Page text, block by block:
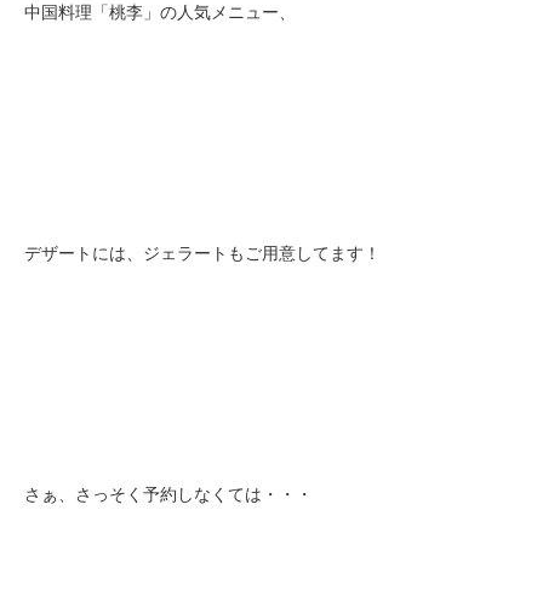
中国料理「桃李」の人気メニュー、
デザートには、ジェラートもご用意してます！
さぁ、さっそく予約しなくては・・・